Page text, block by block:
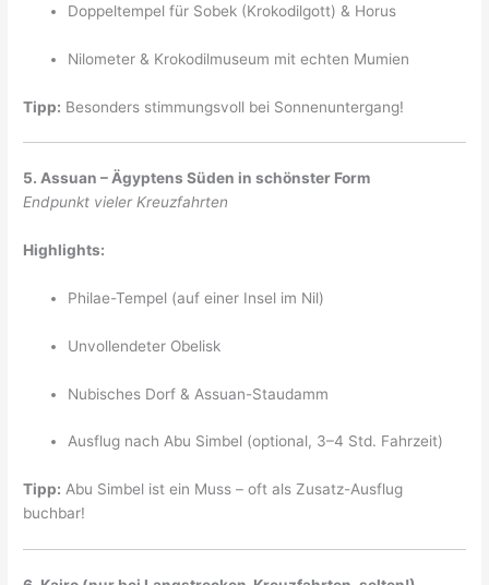
Doppeltempel für Sobek (Krokodilgott) & Horus
Nilometer & Krokodilmuseum mit echten Mumien
Tipp: Besonders stimmungsvoll bei Sonnenuntergang!
5. Assuan – Ägyptens Süden in schönster Form
Endpunkt vieler Kreuzfahrten
Highlights:
Philae-Tempel (auf einer Insel im Nil)
Unvollendeter Obelisk
Nubisches Dorf & Assuan-Staudamm
Ausflug nach Abu Simbel (optional, 3–4 Std. Fahrzeit)
Tipp: Abu Simbel ist ein Muss – oft als Zusatz-Ausflug
buchbar!